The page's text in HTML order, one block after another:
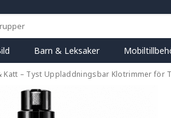
Barn & Leksaker
Katt – Tyst Uppladdningsbar Klotrimmer för